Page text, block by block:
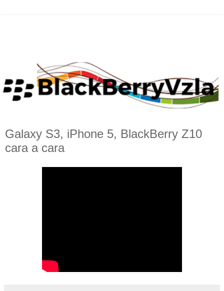
Galaxy S3, iPhone 5, BlackBerry Z10
cara a cara